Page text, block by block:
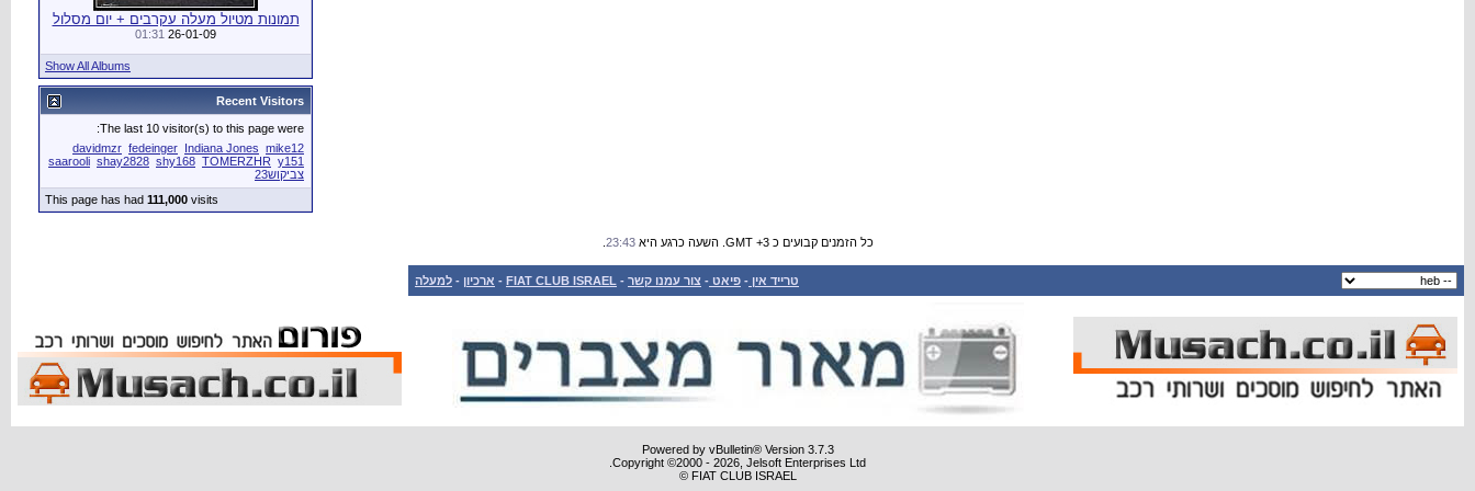
תמונות מטיול מעלה עקרבים + יום מסלול
26-01-09
01:31
Show All Albums
Recent Visitors
The last 10 visitor(s) to this page were:
davidmzr fedeinger Indiana Jones mike12
saarooli shay2828 shy168 TOMERZHR y151
צביקוש23
This page has had 111,000 visits
כל הזמנים קבועים כ GMT +3. השעה כרגע היא 23:43
טרייד אין - פיאט - צור עמנו קשר -
FIAT CLUB ISRAEL
- ארכיון - למעלה
Powered by vBulletin® Version 3.7.3
Copyright ©2000 - 2026, Jelsoft Enterprises Ltd.
FIAT CLUB ISRAEL ©